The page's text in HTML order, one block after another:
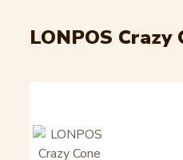
LONPOS Crazy